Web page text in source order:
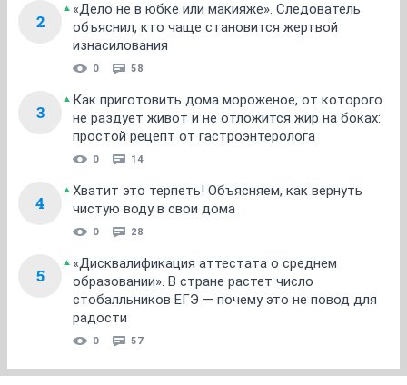
2
«Дело не в юбке или макияже». Следователь
объяснил, кто чаще становится жертвой
изнасилования
0 58
3
Как приготовить дома мороженое, от которого
не раздует живот и не отложится жир на боках:
простой рецепт от гастроэнтеролога
0 14
4
Хватит это терпеть! Объясняем, как вернуть
чистую воду в свои дома
0 28
5
«Дисквалификация аттестата о среднем
образовании». В стране растет число
стобалльников ЕГЭ — почему это не повод для
радости
0 57